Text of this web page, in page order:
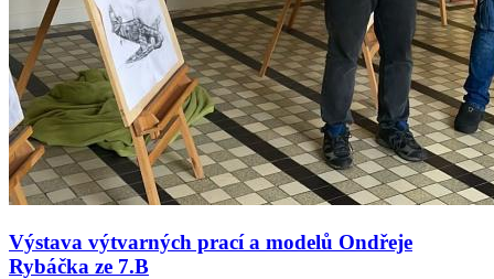
Výstava výtvarných prací a modelů Ondřeje
Rybáčka ze 7.B